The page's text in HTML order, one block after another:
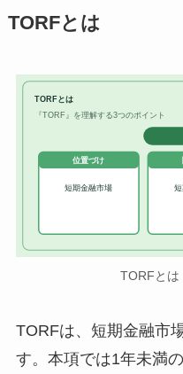
TORFとは
TORFとは
『TORF』を理解する3つのポイント
位置づけ
短期金融市場
TORFとは
TORFは、短期金融市
す。本項では1年未満